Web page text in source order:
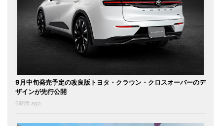
9月中旬発売予定の改良版トヨタ・クラウン・クロスオーバーのデ
ザインが先行公開
6時間 ago